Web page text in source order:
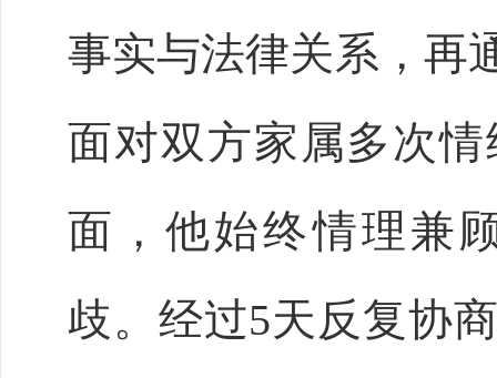
事实与法律关系，再
面对双方家属多次
面，他始终情理兼
歧。经过5天反复协